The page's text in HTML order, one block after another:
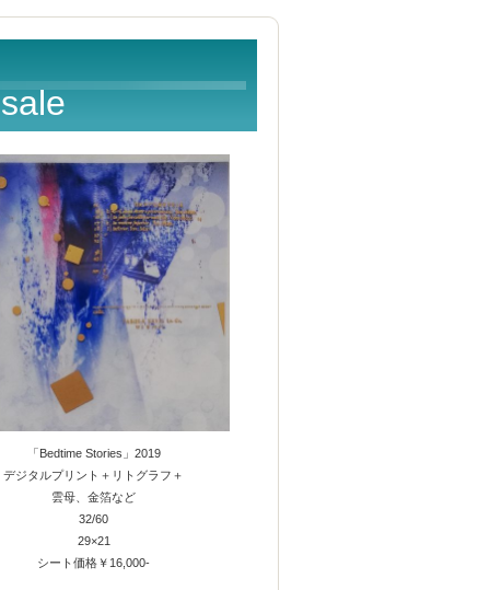
「Bedtime Stories」2019
デジタルプリント＋リトグラフ＋
雲母、金箔など
32/60
29×21
シート価格￥16,000‐